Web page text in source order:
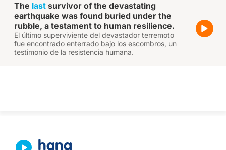
The last survivor of the devastating
earthquake was found buried under the
rubble, a testament to human resilience.
El último superviviente del devastador terremoto
fue encontrado enterrado bajo los escombros, un
testimonio de la resistencia humana.
hang